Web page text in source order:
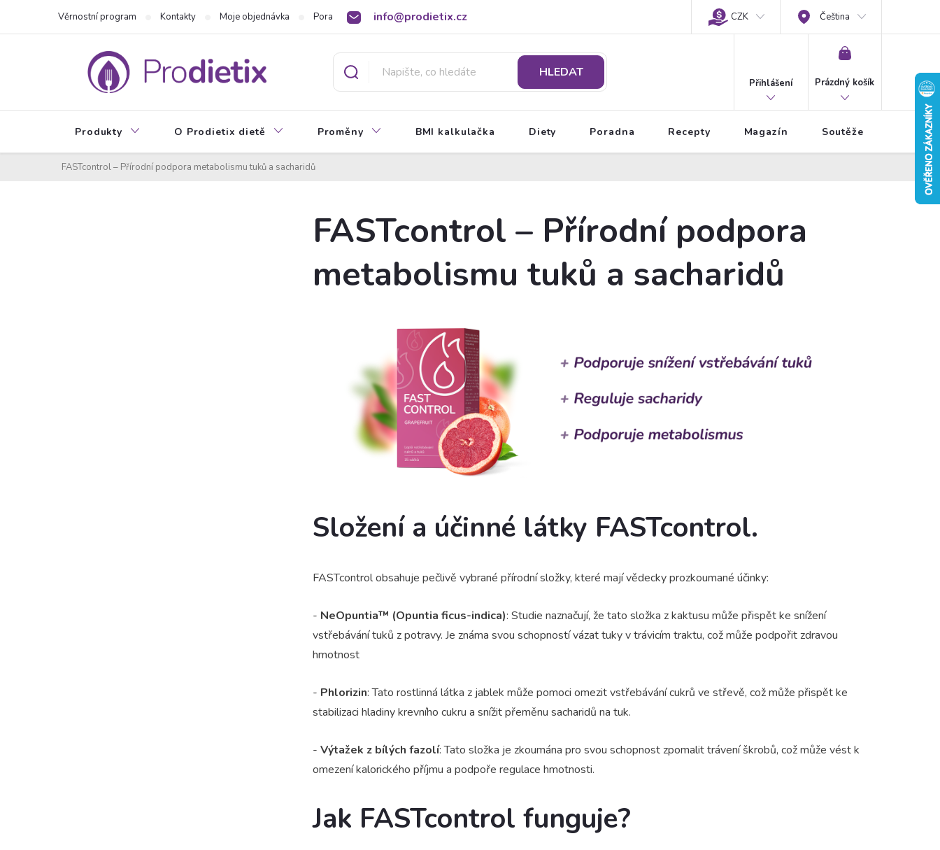
info@prodietix.cz
Věrnostní program Kontakty Moje objednávka Poradna BMI kalkulačka O Prodietix dietě CZK Čeština
HLEDAT
Přihlášení
NÁKUPNÍ
Prázdný košík
Produkty O Prodietix dietě Proměny BMI kalkulačka Diety Poradna Recepty Magazín Soutěže
FASTcontrol – Přírodní podpora metabolismu tuků a sacharidů
FASTcontrol – Přírodní podpora
metabolismu tuků a sacharidů
Složení a účinné látky FASTcontrol.
FASTcontrol obsahuje pečlivě vybrané přírodní složky, které mají vědecky prozkoumané účinky:
- NeOpuntia™ (Opuntia ficus-indica): Studie naznačují, že tato složka z kaktusu může přispět ke snížení
vstřebávání tuků z potravy. Je známa svou schopností vázat tuky v trávicím traktu, což může podpořit zdravou
hmotnost
- Phlorizin: Tato rostlinná látka z jablek může pomoci omezit vstřebávání cukrů ve střevě, což může přispět ke
stabilizaci hladiny krevního cukru a snížit přeměnu sacharidů na tuk.
- Výtažek z bílých fazolí: Tato složka je zkoumána pro svou schopnost zpomalit trávení škrobů, což může vést k
omezení kalorického příjmu a podpoře regulace hmotnosti.
Jak FASTcontrol funguje?